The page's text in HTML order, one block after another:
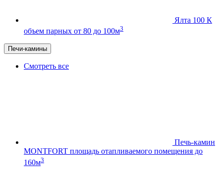
Ялта 100 К
объем парных от 80 до 100м3
Печи-камины
Смотреть все
Печь-камин
MONTFORT площадь отапливаемого помещения до
160м3